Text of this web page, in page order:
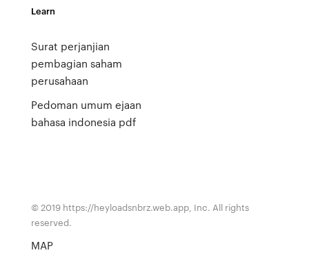
Learn
Surat perjanjian
pembagian saham
perusahaan
Pedoman umum ejaan
bahasa indonesia pdf
© 2019 https://heyloadsnbrz.web.app, Inc. All rights
reserved.
MAP